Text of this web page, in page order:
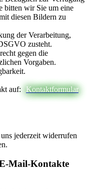
bitten wir Sie um eine
diesen Bildern zu
der Verarbeitung,
zusteht.
gegen die
Vorgaben.
auf: Kontaktformular
jederzeit widerrufen
Mail-Kontakte